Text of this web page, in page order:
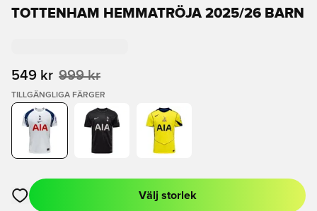
TOTTENHAM HEMMATRÖJA 2025/26 BARN
549 kr 999 kr
TILLGÄNGLIGA FÄRGER
Öppnar en Modal för att logga in eller registrera dig som
Välj storlek